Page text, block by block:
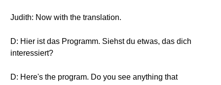
Judith: Now with the translation.
D: Hier ist das Programm. Siehst du etwas, das dich
interessiert?
D: Here's the program. Do you see anything that